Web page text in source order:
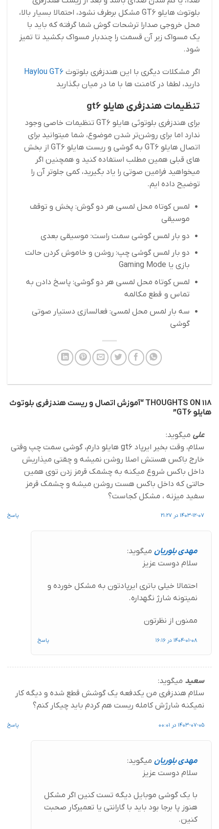
بلوتوث هایلو GT6 مشکل برطرف نشود، احتمالا بسیار بالا،
محل خروجی صدارا ترشحات گوش شما گرفته که باید با
یک مسواک زبر آن قسمت را چندبار مسواک بکشید تا تمیز
شود.
اگر مشکلات دیگری با این هندزفری بلوتوث Haylou GT6
دارید، لطفا در کامنت ها با ما در میان بگذارید
تنظیمات هندزفری هایلو gt6
برای هندزفری بلوتوثی هایلو GT6 تنظیمات خاصی وجود
ندارد اما برای روشن‌تر شدن موضوع، شما میتوانید برای
اتصال هایلو GT6 به گوشی و ریست هایلو GT6 از بخش
های قبلی همین مطلب استفاده کنید و همچنین اگر
میخواهید فرامین صوتی را یاد بگیرید، کمی جلوتر آن را
توضیح داده ایم.
لمس کوتاه محل لمسی هر دو گوش: پخش و توقف
موسیقی
دو بار لمس گوشی سمت راست: موسیقی بعدی
دو بار لمس گوشی چپ: روشن و خاموش کردن حالت
بازی یا Gaming Mode
لمس کوتاه محل لمسی هر دو گوشی: پاسخ دادن به
تماس و قطع مکالمه
سه بار لمس محل لمسی: فعالسازی دستیار صوتی
گوشی
118 THOUGHTS ON “
آموزش اتصال و ریست هندزفری بلوتوث
هایلو GT6
”
علی میگوید:
سلام، وقت بخیر ایرپاد gt6 هایلو دارم، گوشی سمت چپ وقتی
خارج باکس هستش اصلا روشن نمیشه و چقتی میذاریش
داخل باکس شروع میکنه به چشمک قرمز زدن توی همین
حالتی که داخل باکس هست روشن میشه و چشمک قرمز
سفید میزنه ، مشکل کجاست؟
1403-12-07 در 21:27 پاسخ
مهدی بلوریان میگوید:
سلام دوست عزیز
احتمالا خیلی باتری ایرپادتون به مشکل خورده و
نمیتونه شارژ نگهداره.
ممنون از نظرتون
1404-01-08 در 16:16 پاسخ
سعید میگوید:
سلام هندزفری من یکدفعه یک گوشش قطع شده و دیگه کار
نمیکنه شارژش کامله ریست هم کردم باید چیکار کنم؟
1403-07-05 در 00:01 پاسخ
مهدی بلوریان میگوید:
سلام دوست عزیز
با یک گوشی موبایل دیگه تست کنین اگر مشکل
هنوز پا برجا بود باید با گارانتی یا تعمیرکار صحبت
کنین.